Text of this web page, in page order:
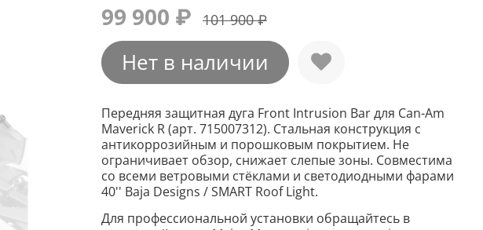
99 900 ₽ 101 900 ₽
Нет в наличии
Передняя защитная дуга Front Intrusion Bar для Can-Am
Maverick R (арт. 715007312). Стальная конструкция с
антикоррозийным и порошковым покрытием. Не
ограничивает обзор, снижает слепые зоны. Совместима
со всеми ветровыми стёклами и светодиодными фарами
40'' Baja Designs / SMART Roof Light.
Для профессиональной установки обращайтесь в